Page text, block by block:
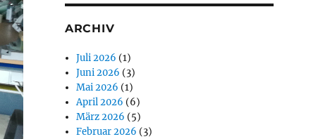
ARCHIV
Juli 2026 (1)
Juni 2026 (3)
Mai 2026 (1)
April 2026 (6)
März 2026 (5)
Februar 2026 (3)